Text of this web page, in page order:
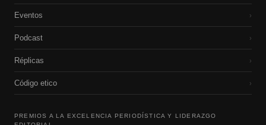
Eventos ›
Podcast ›
Réplicas ›
Código etico ›
PREMIOS A LA EXCELENCIA PERIODÍSTICA Y LIDERAZGO